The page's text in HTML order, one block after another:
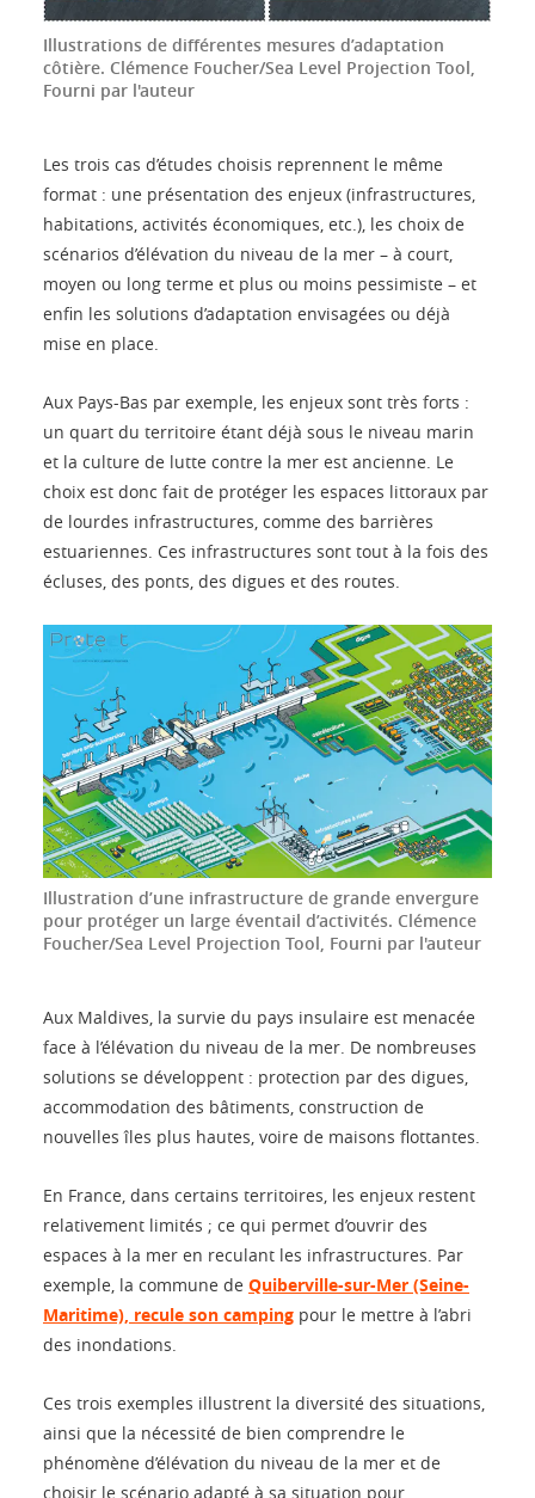
Illustrations de différentes mesures d’adaptation
côtière. Clémence Foucher/Sea Level Projection Tool,
Fourni par l'auteur
Les trois cas d’études choisis reprennent le même
format : une présentation des enjeux (infrastructures,
habitations, activités économiques, etc.), les choix de
scénarios d’élévation du niveau de la mer – à court,
moyen ou long terme et plus ou moins pessimiste – et
enfin les solutions d’adaptation envisagées ou déjà
mise en place.
Aux Pays-Bas par exemple, les enjeux sont très forts :
un quart du territoire étant déjà sous le niveau marin
et la culture de lutte contre la mer est ancienne. Le
choix est donc fait de protéger les espaces littoraux par
de lourdes infrastructures, comme des barrières
estuariennes. Ces infrastructures sont tout à la fois des
écluses, des ponts, des digues et des routes.
Illustration d’une infrastructure de grande envergure
pour protéger un large éventail d’activités. Clémence
Foucher/Sea Level Projection Tool, Fourni par l'auteur
Aux Maldives, la survie du pays insulaire est menacée
face à l’élévation du niveau de la mer. De nombreuses
solutions se développent : protection par des digues,
accommodation des bâtiments, construction de
nouvelles îles plus hautes, voire de maisons flottantes.
En France, dans certains territoires, les enjeux restent
relativement limités ; ce qui permet d’ouvrir des
espaces à la mer en reculant les infrastructures. Par
exemple, la commune de Quiberville-sur-Mer (Seine-
Maritime), recule son camping pour le mettre à l’abri
des inondations.
Ces trois exemples illustrent la diversité des situations,
ainsi que la nécessité de bien comprendre le
phénomène d’élévation du niveau de la mer et de
choisir le scénario adapté à sa situation pour